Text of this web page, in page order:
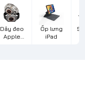
Dây đeo
Apple
Ốp lưng
iPad